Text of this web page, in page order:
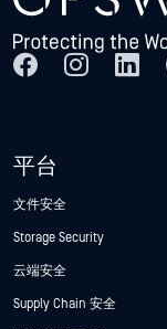
平台
文件安全
Storage Security
云端安全
Supply Chain 安全